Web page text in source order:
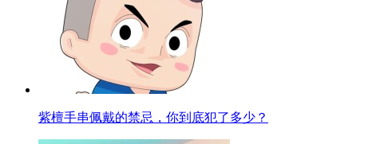
紫檀手串佩戴的禁忌，你到底犯了多少？